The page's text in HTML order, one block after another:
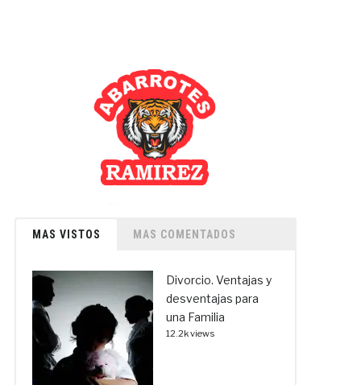
MAS VISTOS MAS COMENTADOS
Divorcio. Ventajas y
desventajas para
una Familia
12.2k views